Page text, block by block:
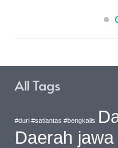
All Tags
#duri #satlantas #bengkalis
Daerah